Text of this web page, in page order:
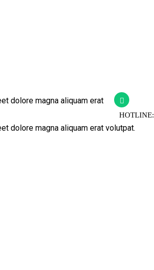
HOTLINE:
dolore magna aliquam erat
dolore magna aliquam erat volutpat.